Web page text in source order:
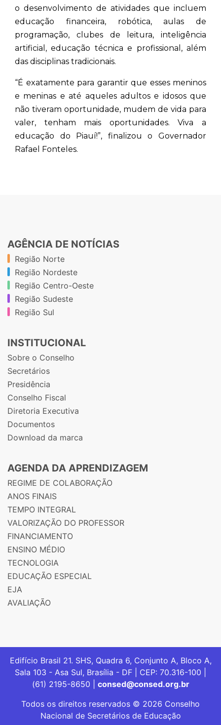
o desenvolvimento de atividades que incluem
educação financeira, robótica, aulas de
programação, clubes de leitura, inteligência
artificial, educação técnica e profissional, além
das disciplinas tradicionais.
“É exatamente para garantir que esses meninos
e meninas e até aqueles adultos e idosos que
não tiveram oportunidade, mudem de vida para
valer, tenham mais oportunidades. Viva a
educação do Piauí!”, finalizou o Governador
Rafael Fonteles.
AGÊNCIA DE NOTÍCIAS
Região Norte
Região Nordeste
Região Centro-Oeste
Região Sudeste
Região Sul
INSTITUCIONAL
Sobre o Conselho
Secretários
Presidência
Conselho Fiscal
Diretoria Executiva
Documentos
Download da marca
AGENDA DA APRENDIZAGEM
REGIME DE COLABORAÇÃO
ANOS FINAIS
TEMPO INTEGRAL
VALORIZAÇÃO DO PROFESSOR
FINANCIAMENTO
ENSINO MÉDIO
TECNOLOGIA
EDUCAÇÃO ESPECIAL
EJA
AVALIAÇÃO
Edifício Brasil 21. SHS, Quadra 6, Conjunto A, Bloco A,
Sala 103 - Asa Sul, Brasília - DF | CEP: 70.316-100 |
(61) 2195-8650 | consed@consed.org.br
Todos os direitos reservados © 2026 Conselho
Nacional de Secretários de Educação